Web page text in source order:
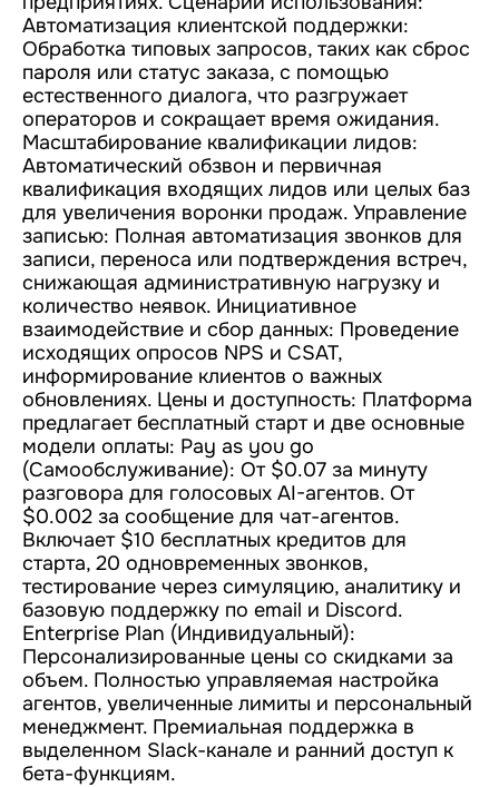
Автоматизация клиентской поддержки:
Обработка типовых запросов, таких как сброс
пароля или статус заказа, с помощью
естественного диалога, что разгружает
операторов и сокращает время ожидания.
Масштабирование квалификации лидов:
Автоматический обзвон и первичная
квалификация входящих лидов или целых баз
для увеличения воронки продаж. Управление
записью: Полная автоматизация звонков для
записи, переноса или подтверждения встреч,
снижающая административную нагрузку и
количество неявок. Инициативное
взаимодействие и сбор данных: Проведение
исходящих опросов NPS и CSAT,
информирование клиентов о важных
обновлениях. Цены и доступность: Платформа
предлагает бесплатный старт и две основные
модели оплаты: Pay as you go
(Самообслуживание): От $0.07 за минуту
разговора для голосовых AI-агентов. От
$0.002 за сообщение для чат-агентов.
Включает $10 бесплатных кредитов для
старта, 20 одновременных звонков,
тестирование через симуляцию, аналитику и
базовую поддержку по email и Discord.
Enterprise Plan (Индивидуальный):
Персонализированные цены со скидками за
объем. Полностью управляемая настройка
агентов, увеличенные лимиты и персональный
менеджмент. Премиальная поддержка в
выделенном Slack-канале и ранний доступ к
бета-функциям.